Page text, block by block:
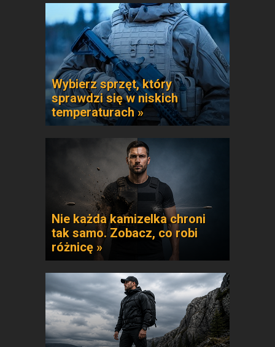
Wybierz sprzęt, który
sprawdzi się w niskich
temperaturach »
Nie każda kamizelka chroni
tak samo. Zobacz, co robi
różnicę »